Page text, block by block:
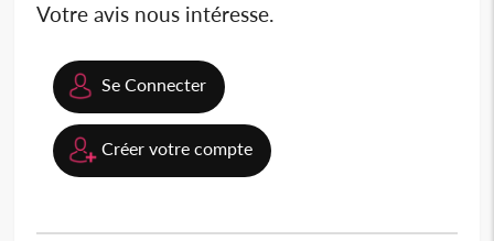
Votre avis nous intéresse.
Se Connecter
Créer votre compte